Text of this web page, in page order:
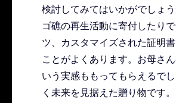
検討してみてはいかがでしょ
ゴ礁の再生活動に寄付したり
ツ、カスタマイズされた証明
ことがよくあります。お母さ
いう実感ももってもらえるで
く未来を見据えた贈り物です。